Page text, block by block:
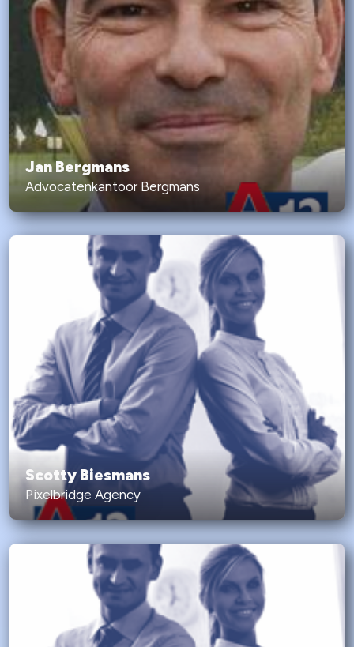
Jan Bergmans
Advocatenkantoor Bergmans
Scotty Biesmans
Pixelbridge Agency